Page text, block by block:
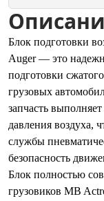
Блок подготовки
Auger — это
подготовки
грузовых
запчасть
давления воздуха,
службы
безопасность
Блок полностью
грузовиков MB